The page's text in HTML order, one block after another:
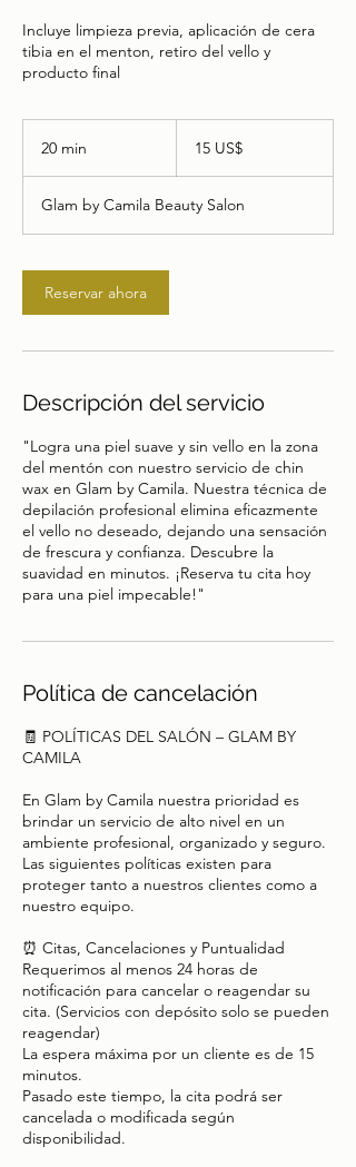
Incluye limpieza previa, aplicación de cera
tibia en el menton, retiro del vello y
producto final
20 min
m
i
estadounidenses
15 US$
Glam by Camila Beauty Salon
Reservar ahora
Descripción del servicio
"Logra una piel suave y sin vello en la zona
del mentón con nuestro servicio de chin
wax en Glam by Camila. Nuestra técnica de
depilación profesional elimina eficazmente
el vello no deseado, dejando una sensación
de frescura y confianza. Descubre la
suavidad en minutos. ¡Reserva tu cita hoy
para una piel impecable!"
Política de cancelación
🧾 POLÍTICAS DEL SALÓN – GLAM BY
CAMILA
En Glam by Camila nuestra prioridad es
brindar un servicio de alto nivel en un
ambiente profesional, organizado y seguro.
Las siguientes políticas existen para
proteger tanto a nuestros clientes como a
nuestro equipo.
⏰ Citas, Cancelaciones y Puntualidad
Requerimos al menos 24 horas de
notificación para cancelar o reagendar su
cita. (Servicios con depósito solo se pueden
reagendar)
La espera máxima por un cliente es de 15
minutos.
Pasado este tiempo, la cita podrá ser
cancelada o modificada según
disponibilidad.